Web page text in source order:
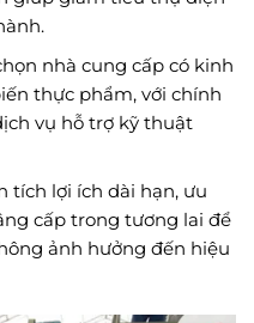
nhà cung cấp có kinh
thực phẩm, với chính
vụ hỗ trợ kỹ thuật
tích lợi ích dài hạn, ưu
cấp trong tương lai để
ảnh hưởng đến hiệu